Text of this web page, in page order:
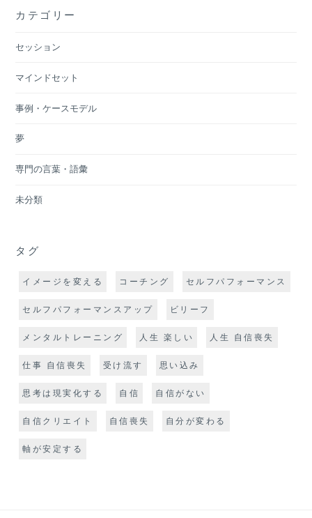
カテゴリー
セッション
マインドセット
事例・ケースモデル
夢
専門の言葉・語彙
未分類
タグ
イメージを変える コーチング セルフパフォーマンス
セルフパフォーマンスアップ ビリーフ
メンタルトレーニング 人生 楽しい 人生 自信喪失
仕事 自信喪失 受け流す 思い込み
思考は現実化する 自信 自信がない
自信クリエイト 自信喪失 自分が変わる
軸が安定する